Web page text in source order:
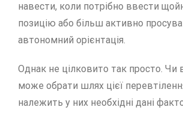
навести, коли потрібно ввести
позицію або більш активно
автономний орієнтація.
Однак не цілковито так просто. Чи
може обрати шлях цієї
належить у них необхідні дані